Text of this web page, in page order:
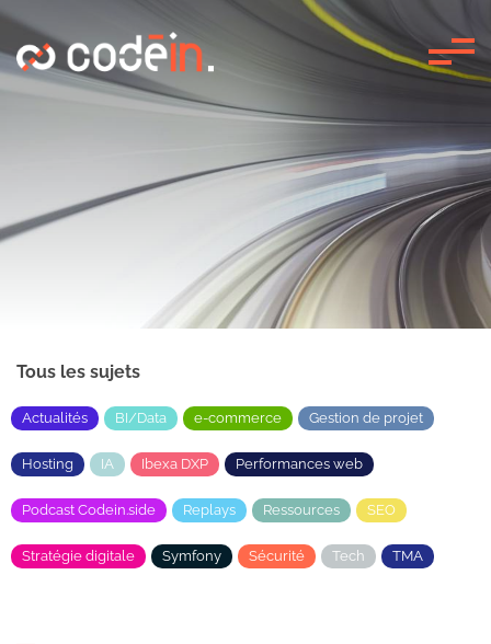
Panneau de gestion des cookies
Tous les sujets
Actualités BI/Data e-commerce Gestion de projet
Hosting IA Ibexa DXP Performances web
Podcast Codein.side Replays Ressources SEO
Stratégie digitale Symfony Sécurité Tech TMA